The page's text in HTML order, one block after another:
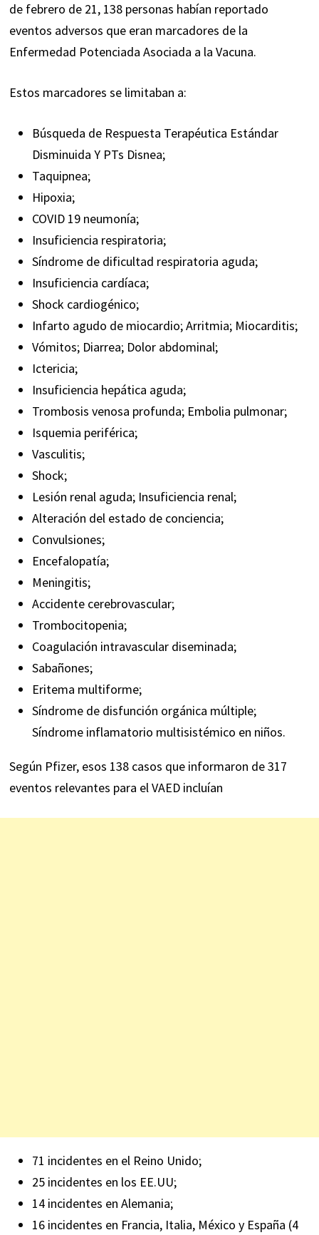
de febrero de 21, 138 personas habían reportado
eventos adversos que eran marcadores de la
Enfermedad Potenciada Asociada a la Vacuna.
Estos marcadores se limitaban a:
Búsqueda de Respuesta Terapéutica Estándar
Disminuida Y PTs Disnea;
Taquipnea;
Hipoxia;
COVID 19 neumonía;
Insuficiencia respiratoria;
Síndrome de dificultad respiratoria aguda;
Insuficiencia cardíaca;
Shock cardiogénico;
Infarto agudo de miocardio; Arritmia; Miocarditis;
Vómitos; Diarrea; Dolor abdominal;
Ictericia;
Insuficiencia hepática aguda;
Trombosis venosa profunda; Embolia pulmonar;
Isquemia periférica;
Vasculitis;
Shock;
Lesión renal aguda; Insuficiencia renal;
Alteración del estado de conciencia;
Convulsiones;
Encefalopatía;
Meningitis;
Accidente cerebrovascular;
Trombocitopenia;
Coagulación intravascular diseminada;
Sabañones;
Eritema multiforme;
Síndrome de disfunción orgánica múltiple;
Síndrome inflamatorio multisistémico en niños.
Según Pfizer, esos 138 casos que informaron de 317
eventos relevantes para el VAED incluían
71 incidentes en el Reino Unido;
25 incidentes en los EE.UU;
14 incidentes en Alemania;
16 incidentes en Francia, Italia, México y España (4